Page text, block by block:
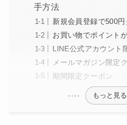
手方法
新規会員登録で500
お買い物でポイント
LINE公式アカウント
メールマガジン限定
期間限定クーポン
もっと見る